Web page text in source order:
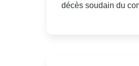
décès soudain du